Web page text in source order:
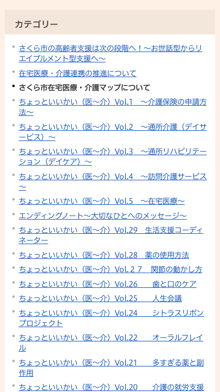
カテゴリー
さくら市の高齢者支援は次の段階へ！～お世話型からリ
エイブルメント型支援へ～
在宅医療・介護連携の推進について
さくら市在宅医療・介護マップについて
ちょっといいかい（医～介）Vol.1 ～介護保険の申請方
法～
ちょっといいかい（医～介）Vol.2 ～通所介護（デイサ
ービス）～
ちょっといいかい（医～介）Vol.3 ～通所リハビリテー
ション（デイケア）～
ちょっといいかい（医～介）Vol.4 ～訪問介護サービス
～
ちょっといいかい（医～介）Vol.5 ～在宅医療～
エンディングノート～大切なひとへのメッセージ～
ちょっといいかい（医～介）Vol.29 生活支援コーディ
ネーター
ちょっといいかい（医～介）Vol.28 薬の使用方法
ちょっといいかい（医～介）Vol.２７ 関節の動かし方
ちょっといいかい（医～介）Vol.26 歯と口のケア
ちょっといいかい（医～介）Vol.25 人生会議
ちょっといいかい（医～介）Vol.24 シトラスリボン
プロジェクト
ちょっといいかい（医～介）Vol.22 オーラルフレイ
ル
ちょっといいかい（医～介）Vol.21 多すぎる薬と副
作用
ちょっといいかい（医～介）Vol.20 介護の就労支援